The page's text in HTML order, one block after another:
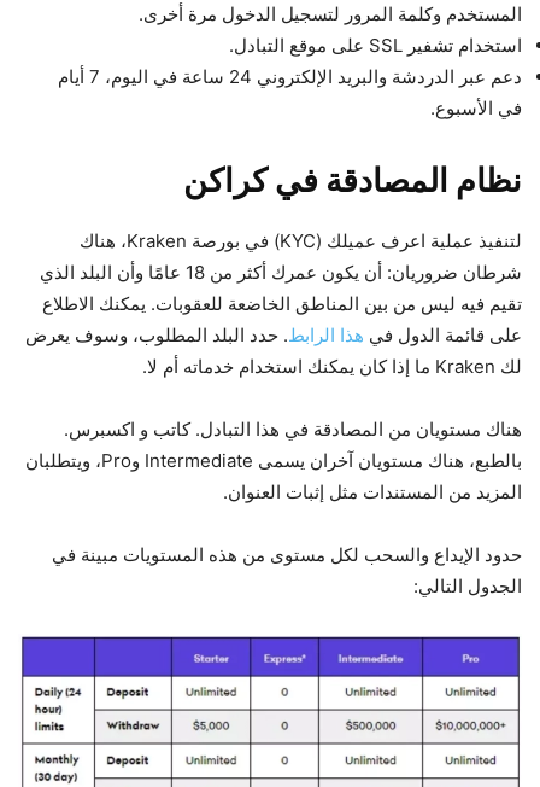
المستخدم وكلمة المرور لتسجيل الدخول مرة أخرى.
استخدام تشفير SSL على موقع التبادل.
دعم عبر الدردشة والبريد الإلكتروني 24 ساعة في اليوم، 7 أيام
في الأسبوع.
نظام المصادقة في كراكن
لتنفيذ عملية اعرف عميلك (KYC) في بورصة Kraken، هناك
شرطان ضروريان: أن يكون عمرك أكثر من 18 عامًا وأن البلد الذي
تقيم فيه ليس من بين المناطق الخاضعة للعقوبات. يمكنك الاطلاع
على قائمة الدول في هذا الرابط. حدد البلد المطلوب، وسوف يعرض
لك Kraken ما إذا كان يمكنك استخدام خدماته أم لا.
هناك مستويان من المصادقة في هذا التبادل. كاتب و اكسبرس.
بالطبع، هناك مستويان آخران يسمى Intermediate وPro، ويتطلبان
المزيد من المستندات مثل إثبات العنوان.
حدود الإيداع والسحب لكل مستوى من هذه المستويات مبينة في
الجدول التالي: